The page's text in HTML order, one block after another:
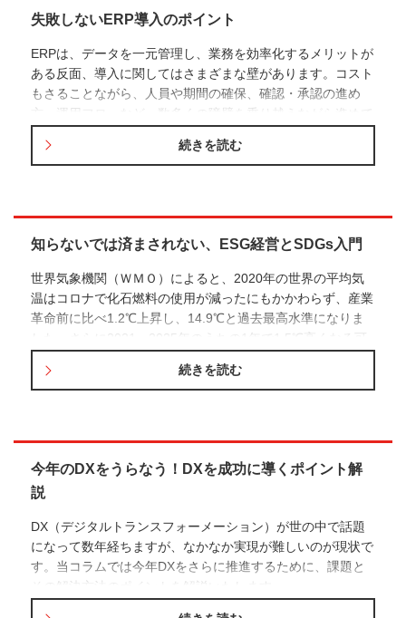
失敗しないERP導入のポイント
ERPは、データを一元管理し、業務を効率化するメリットが
ある反面、導入に関してはさまざまな壁があります。コスト
もさることながら、人員や期間の確保、確認・承認の進め
方、運用フローなど、数多くの障壁を乗り越えながら進めて
押えるべきかを挙げていきます。
続きを読む
知らないでは済まされない、ESG経営とSDGs入門
世界気象機関（ＷＭＯ）によると、2020年の世界の平均気
温はコロナで化石燃料の使用が減ったにもかかわらず、産業
革命前に比べ1.2℃上昇し、14.9℃と過去最高水準になりま
した。さらに2021～2025年のうちの1年で1.5℃高くなる可
いると警鐘を鳴らしました。欧州の洪水、米国やロシア、オ
続きを読む
今年のDXをうらなう！DXを成功に導くポイント解
説
DX（デジタルトランスフォーメーション）が世の中で話題
になって数年経ちますが、なかなか実現が難しいのが現状で
す。当コラムでは今年DXをさらに推進するために、課題と
その解決方法のポイントを解説いたします。